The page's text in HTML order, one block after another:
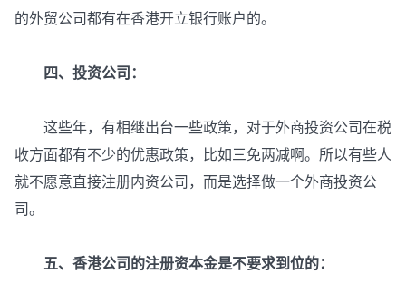
的外贸公司都有在香港开立银行账户的。
四、投资公司：
这些年，有相继出台一些政策，对于外商投资公司在税
收方面都有不少的优惠政策，比如三免两减啊。所以有些人
就不愿意直接注册内资公司，而是选择做一个外商投资公
司。
五、香港公司的注册资本金是不要求到位的：